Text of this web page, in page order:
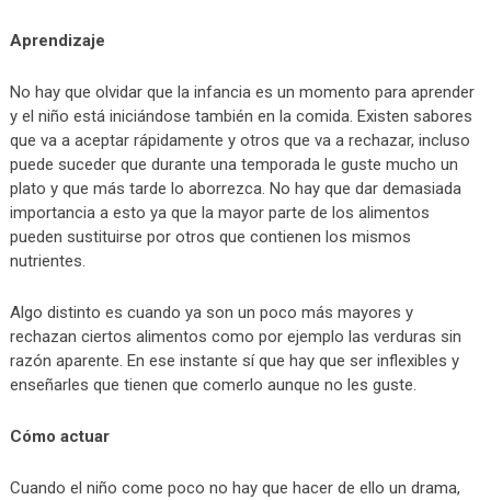
Aprendizaje
No hay que olvidar que la infancia es un momento para aprender
y el niño está iniciándose también en la comida. Existen sabores
que va a aceptar rápidamente y otros que va a rechazar, incluso
puede suceder que durante una temporada le guste mucho un
plato y que más tarde lo aborrezca. No hay que dar demasiada
importancia a esto ya que la mayor parte de los alimentos
pueden sustituirse por otros que contienen los mismos
nutrientes.
Algo distinto es cuando ya son un poco más mayores y
rechazan ciertos alimentos como por ejemplo las verduras sin
razón aparente. En ese instante sí que hay que ser inflexibles y
enseñarles que tienen que comerlo aunque no les guste.
Cómo actuar
Cuando el niño come poco no hay que hacer de ello un drama,